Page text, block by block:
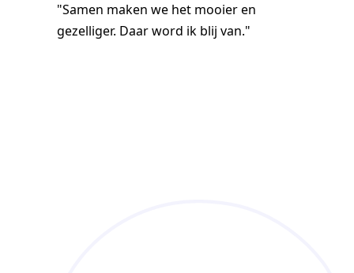
"Samen maken we het mooier en
gezelliger. Daar word ik blij van."